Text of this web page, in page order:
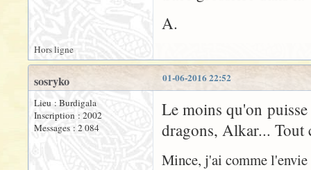
A.
Hors ligne
01-06-2016 22:52
sosryko
Lieu : Burdigala
Inscription : 2002
Messages : 2 084
Le moins qu'on
dragons, Alkar...
Mince, j'ai comme